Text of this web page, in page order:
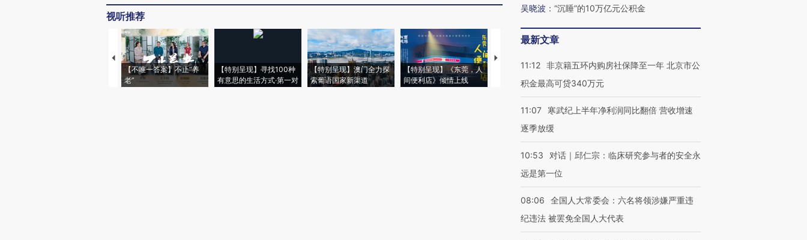
视听推荐
【不唯一答案】不止“养
老”
【特别呈现】寻找100种
有意思的生活方式·第一对
【特别呈现】澳门全力探
索葡语国家新渠道
【特别呈现】《东莞，人
间便利店》倾情上线
【推广】走进第四届链博
会，让数智科技“链”接产
【特别呈现】寻找100种
有意思的生活方式·第三对
CFO：不靠规模取胜，华
吴晓波 ： “沉睡”的10万亿元公积金
最新文章
11:12 非京籍五环内购房社保降至一年 北京市公
积金最高可贷340万元
11:07
寒武纪上半年净利润同比翻倍 营收增速
逐季放缓
10:53
对话｜邱仁宗：临床研究参与者的安全永
远是第一位
08:06
全国人大常委会：六名将领涉嫌严重违
纪违法 被罢免全国人大代表